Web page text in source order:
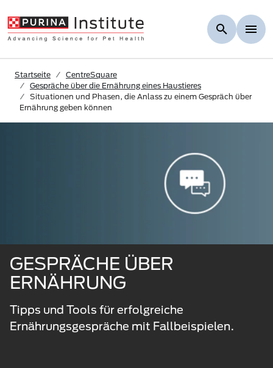
Startseite
CentreSquare
Gespräche über die Ernährung eines Haustieres
Situationen und Phasen, die Anlass zu einem Gespräch über
Ernährung geben können
GESPRÄCHE ÜBER
ERNÄHRUNG
Tipps und Tools für erfolgreiche
Ernährungsgespräche mit Fallbeispielen.